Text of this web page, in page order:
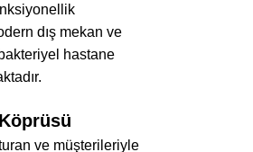
dış mekan ve
hastane
ve müşterileriyle